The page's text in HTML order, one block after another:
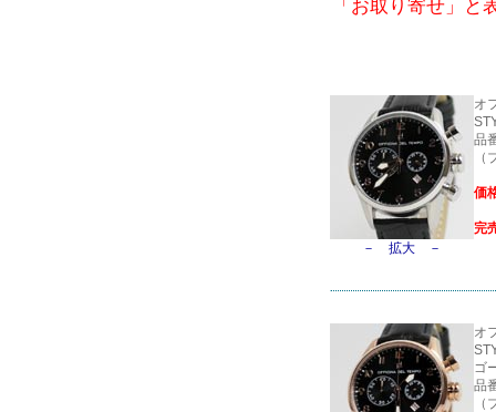
「お取り寄せ」
－ 拡大 －
オ
品
価
完
オ
ゴ
品